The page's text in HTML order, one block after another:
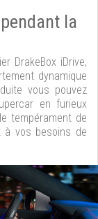
la
DrakeBox iDrive,
dynamique
vous pouvez
en furieux
tempérament de
à vos besoins de